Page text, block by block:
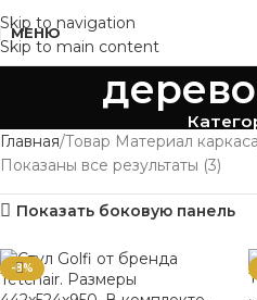
Skip to navigation
Skip to main content
МЕНЮ
Главная Товар Материал каркаса
Показаны все результаты (3)
Показать боковую панель
-8%